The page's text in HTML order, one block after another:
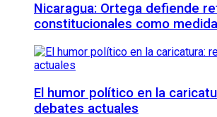
Nicaragua: Ortega defiende
constitucionales como
El humor político en la
debates actuales